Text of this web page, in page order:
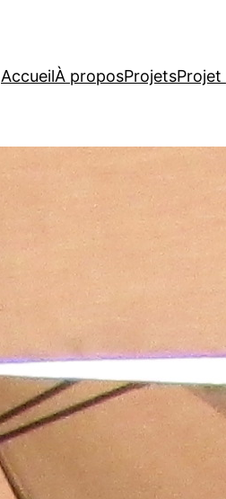
AccueilÀ proposProjetsProjet